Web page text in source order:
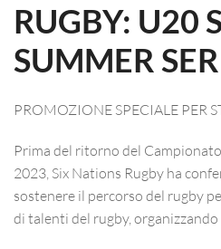
RUGBY: U20
SUMMER
PROMOZIONE SPECIALE PER
Prima del ritorno del
2023, Six Nations Rugby ha
sostenere il percorso del rugby
di talenti del rugby, organizzando